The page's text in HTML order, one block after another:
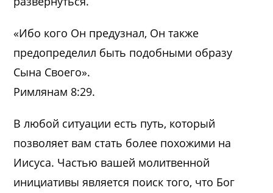
«Ибо кого Он предузнал, Он также
предопределил быть подобными образу
Сына Своего».
Римлянам 8:29.
В любой ситуации есть путь, который
позволяет вам стать более похожими на
Иисуса. Частью вашей молитвенной
инициативы является поиск того, что Бог